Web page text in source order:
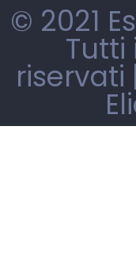
© 2021
Tutti
riservati |